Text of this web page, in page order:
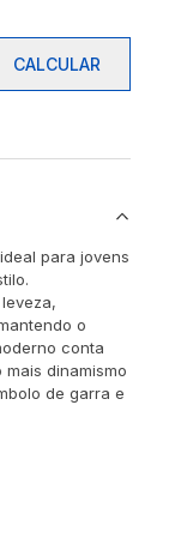
CALCULAR
para jovens
o
conta
dinamismo
de garra e